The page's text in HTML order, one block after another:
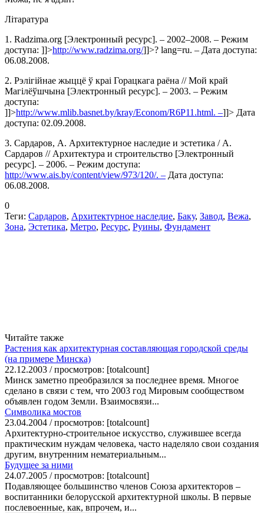
Літаратура
1. Radzima.org [Электронный ресурс]. – 2002–2008. – Режим
доступа: ]]>http://www.radzima.org/]]>? lang=ru. – Дата доступа:
06.08.2008.
2. Рэлігійнае жыццё ў краі Горацкага раёна // Мой край
Магілёўшчына [Электронный ресурс]. – 2003. – Режим
доступа:
]]>http://www.mlib.basnet.by/kray/Econom/R6P11.html. –]]> Дата
доступа: 02.09.2008.
3. Сардаров, А. Архитектурное наследие и эстетика / А.
Сардаров // Архитектура и строительство [Электронный
ресурс]. – 2006. – Режим доступа:
http://www.ais.by/content/view/973/120/. – Дата доступа:
06.08.2008.
0
Теги: Сардаров, Архитектурное наследие, Баку, Завод, Вежа,
Зона, Эстетика, Метро, Ресурс, Руины, Фундамент
Читайте также
Растения как архитектурная составляющая городской среды
(на примере Минска)
22.12.2003 / просмотров: [totalcount]
Минск заметно преобразился за последнее время. Многое
сделано в связи с тем, что 2003 год Мировым сообществом
объявлен годом Земли. Взаимосвязи...
Символика мостов
23.04.2004 / просмотров: [totalcount]
Архитектурно-строительное искусство, служившее всегда
практическим нуждам человека, часто наделяло свои создания
другим, внутренним нематериальным...
Будущее за ними
24.07.2005 / просмотров: [totalcount]
Подавляющее большинство членов Союза архитекторов –
воспитанники белорусской архитектурной школы. В первые
послевоенные, как, впрочем, и...